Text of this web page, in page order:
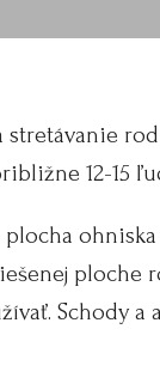
12-15
ploche
. Schody a